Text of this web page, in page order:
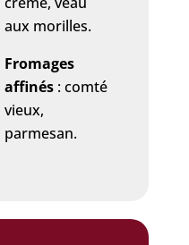
aux morilles.
Fromages
affinés: comté
vieux,
parmesan.